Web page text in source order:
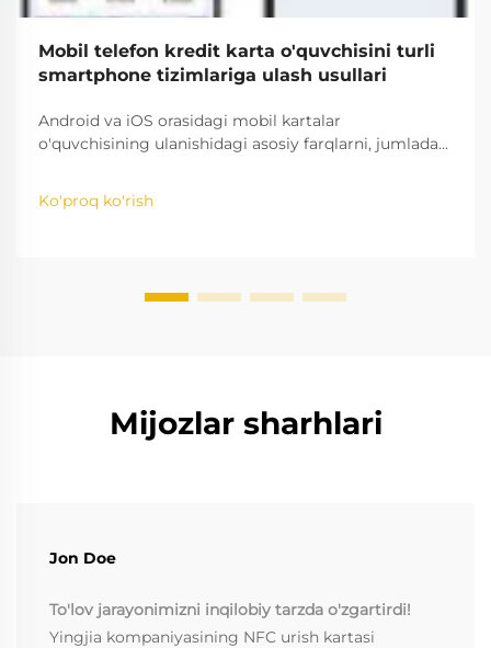
Mobil telefon kredit karta o'quvchisini turli
smartphone tizimlariga ulash usullari
Android va iOS orasidagi mobil kartalar
o'quvchisining ulanishidagi asosiy farqlarni, jumladan,
bo'yicha eng yaxshi amaliyotlarni o'rganing.
Platformalar bo'ylab to'lovlarni uzluksiz amalga
Ko'proq ko'rish
Mijozlar sharhlari
Jon Doe
To'lov jarayonimizni inqilobiy tarzda o'zgartirdi!
Yingjia kompaniyasining NFC urish kartasi